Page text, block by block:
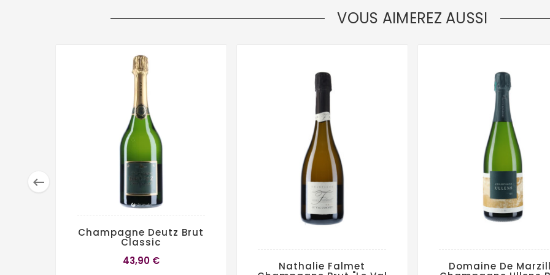
VOUS AIMEREZ AUSSI

Champagne Deutz Brut
Classic
43,90 €
Nathalie Falmet Domaine De